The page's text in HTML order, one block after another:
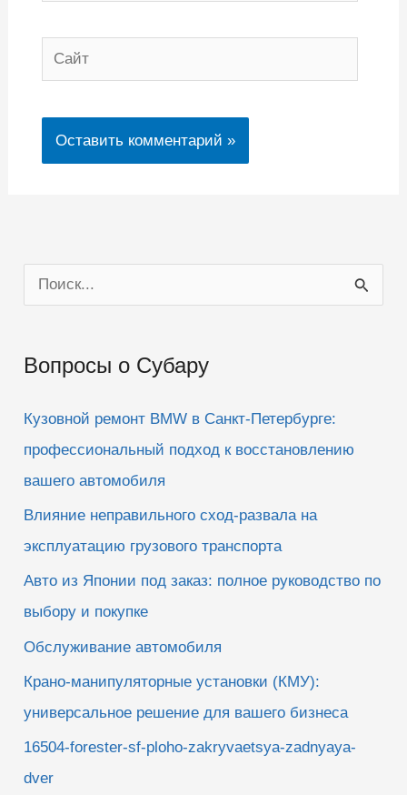
Сайт
о
с
Вопросы о Субару
Кузовной ремонт BMW в Санкт-Петербурге:
профессиональный подход к восстановлению
вашего автомобиля
Влияние неправильного сход-развала на
эксплуатацию грузового транспорта
Авто из Японии под заказ: полное руководство по
выбору и покупке
Обслуживание автомобиля
Крано-манипуляторные установки (КМУ):
универсальное решение для вашего бизнеса
16504-forester-sf-ploho-zakryvaetsya-zadnyaya-
dver